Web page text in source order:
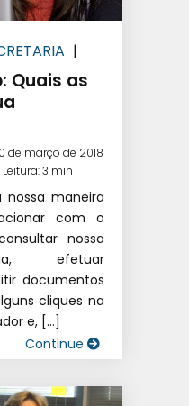
|
Quais as
de março de 2018
Leitura: 3 min
maneira
com o
nossa
efetuar
documentos
cliques na
e, […]
Continue